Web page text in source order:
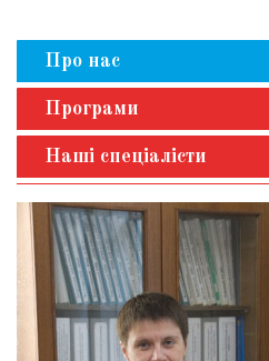
Про нас
Програми
Наші спеціалісти